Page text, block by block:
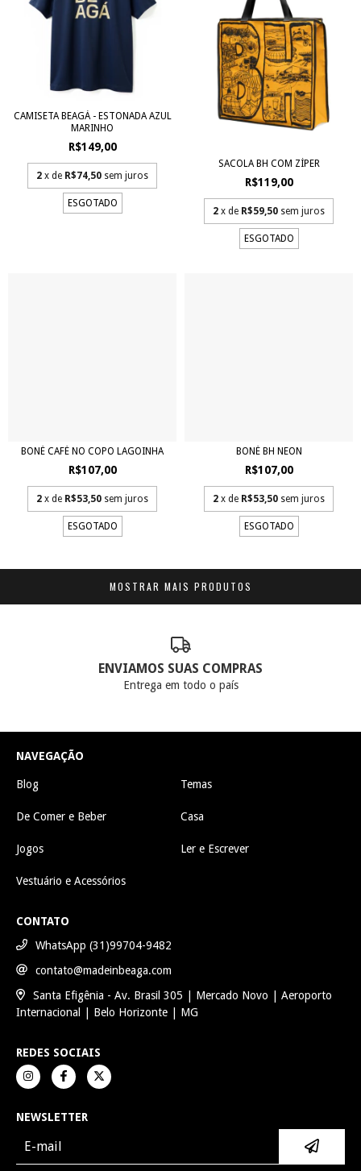
CAMISETA BEAGÁ - ESTONADA AZUL
MARINHO
R$149,00
2 x de R$74,50 sem juros
ESGOTADO
SACOLA BH COM ZÍPER
R$119,00
2 x de R$59,50 sem juros
ESGOTADO
BONÉ CAFÉ NO COPO LAGOINHA
R$107,00
2 x de R$53,50 sem juros
ESGOTADO
BONÉ BH NEON
R$107,00
2 x de R$53,50 sem juros
ESGOTADO
MOSTRAR MAIS PRODUTOS
ENVIAMOS SUAS COMPRAS
Entrega em todo o país
NAVEGAÇÃO
Blog Temas
De Comer e Beber Casa
Jogos Ler e Escrever
Vestuário e Acessórios
CONTATO
WhatsApp (31)99704-9482
contato@madeinbeaga.com
Santa Efigênia - Av. Brasil 305 | Mercado Novo | Aeroporto
Internacional | Belo Horizonte | MG
REDES SOCIAIS
NEWSLETTER